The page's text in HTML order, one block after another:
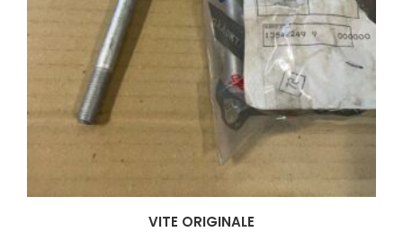
VITE ORIGINALE